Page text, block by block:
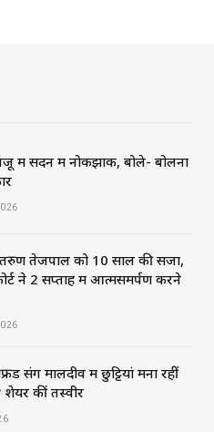
में सदन में नोकझोंक, बोले- बोलना
तेजपाल को 10 साल की सजा,
ने 2 सप्ताह में आत्मसमर्पण करने
संग मालदीव में छुट्टियां मना रहीं
शेयर कीं तस्वीरें